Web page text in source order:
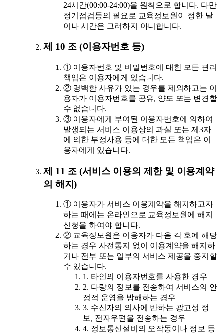
24시간(00:00-24:00)을 원칙으로 합니다. 다만
정기점검등의 필요로 교육정보원이 정한 날
이나 시간은 그러하지 아니합니다.
제 10 조 (이용자번호 등)
① 이용자번호 및 비밀번호에 대한 모든 관리
책임은 이용자에게 있습니다.
② 명백한 사유가 있는 경우를 제외하고는 이
용자가 이용자번호를 공유, 양도 또는 변경할
수 없습니다.
③ 이용자에게 부여된 이용자번호에 의하여
발생되는 서비스 이용상의 과실 또는 제3자
에 의한 부정사용 등에 대한 모든 책임은 이
용자에게 있습니다.
제 11 조 (서비스 이용의 제한 및 이용계약
의 해지)
① 이용자가 서비스 이용계약을 해지하고자
하는 때에는 온라인으로 교육정보원에 해지
신청을 하여야 합니다.
② 교육정보원은 이용자가 다음 각 호에 해당
하는 경우 사전통지 없이 이용계약을 해지하
거나 전부 또는 일부의 서비스 제공을 중지할
수 있습니다.
1. 타인의 이용자번호를 사용한 경우
2. 다량의 정보를 전송하여 서비스의 안
정적 운영을 방해하는 경우
3. 수신자의 의사에 반하는 광고성 정
보, 전자우편을 전송하는 경우
4. 정보통신설비의 오작동이나 정보 등